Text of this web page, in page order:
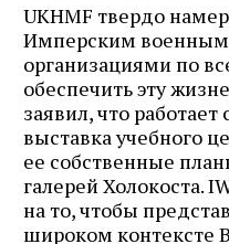
UKHMF твердо
Имперским
организациями по
обеспечить эту
заявил, что
выставка учебного
ее собственные
галерей Холокоста.
на то, чтобы
широком контексте